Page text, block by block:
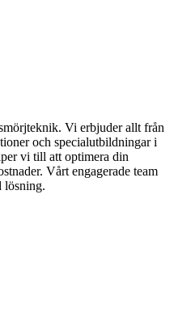
Vi erbjuder allt från
och specialutbildningar i
vi till att optimera din
Vårt engagerade team
lösning.